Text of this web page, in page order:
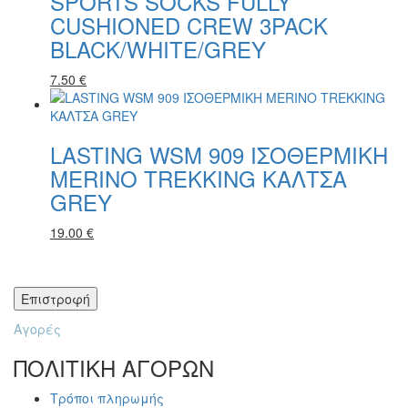
CUSHIONED CREW 3PACK
BLACK/WHITE/GREY
7.50 €
LASTING WSM 909 ΙΣΟΘΕΡΜΙΚΗ
MERINO TREKKING ΚΑΛΤΣΑ
GREY
19.00 €
Αγορές
ΠΟΛΙΤΙΚΗ ΑΓΟΡΩΝ
Τρόποι πληρωμής